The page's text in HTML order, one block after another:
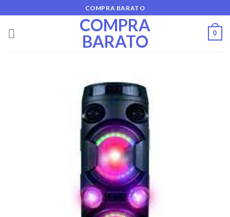
to
content
COMPRA BARATO
COMPRA
BARATO
0